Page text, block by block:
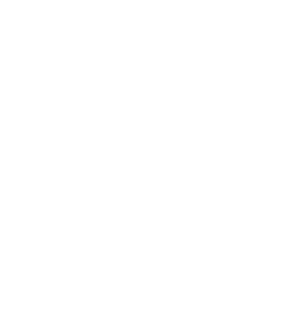
su cuerpo compacto. Diamond
Negro Mate, Níquel Cepillado